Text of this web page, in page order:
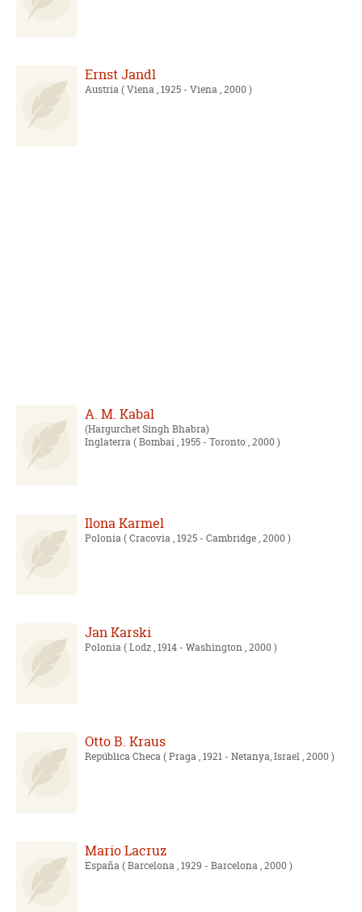
Ernst Jandl
Austria( Viena , 1925 - Viena , 2000 )
A. M. Kabal
Hargurchet Singh Bhabra
Inglaterra( Bombai , 1955 - Toronto , 2000 )
Ilona Karmel
Polonia( Cracovia , 1925 - Cambridge , 2000 )
Jan Karski
Polonia( Lodz , 1914 - Washington , 2000 )
Otto B. Kraus
República Checa( Praga , 1921 - Netanya, Israel , 2000 )
Mario Lacruz
España( Barcelona , 1929 - Barcelona , 2000 )